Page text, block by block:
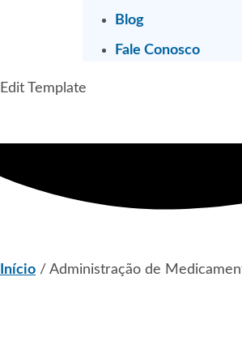
Blog
Fale Conosco
Edit Template
Início / Administração de